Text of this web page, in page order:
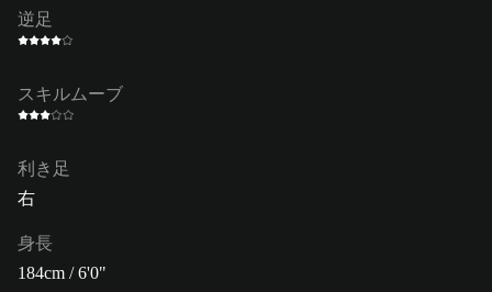
逆足
スキルムーブ
利き足
右
身長
184cm / 6'0"